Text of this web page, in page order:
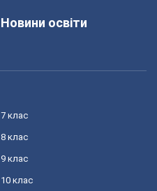
Новини освіти
7 клас
8 клас
9 клас
10 клас